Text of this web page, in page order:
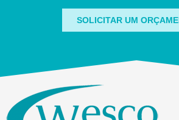
SOLICITAR UM